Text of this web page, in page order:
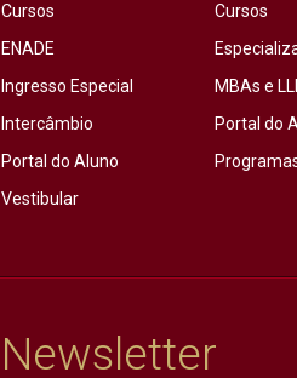
Cursos
ENADE
Ingresso Especial
Intercâmbio
Portal do Aluno
Vestibular
Cursos
MBAs e
Portal do
Newsletter